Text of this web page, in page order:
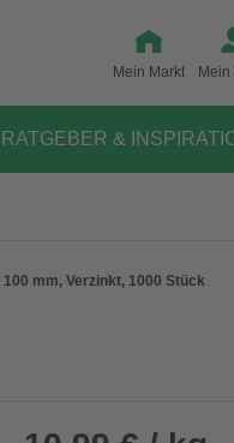
Mein Markt Mein
RATGEBER &
mm, Verzinkt, 1000 Stück